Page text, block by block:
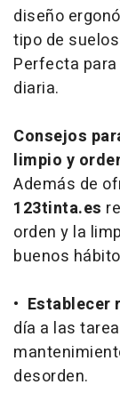
diseño
tipo de
Perfecta
diaria.
Consejos
limpio y
Además de
123tinta.es
orden y la
buenos
• Establecer
día a las
desorden.